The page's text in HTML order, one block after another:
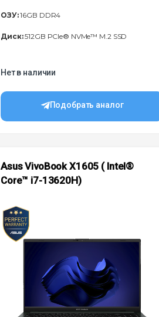
ОЗУ:16GB DDR4
Диск:512GB PCIe® NVMe™ M.2 SSD
Нет в наличии
Подобрать аналог
Asus VivoBook X1605 ( Intel®
Core™ i7-13620H)